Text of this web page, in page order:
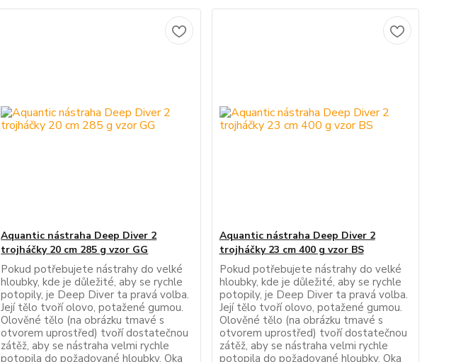
Aquantic nástraha Deep Diver 2
trojháčky 20 cm 285 g vzor GG
Pokud potřebujete nástrahy do velké
hloubky, kde je důležité, aby se rychle
potopily, je Deep Diver ta pravá volba.
Její tělo tvoří olovo, potažené gumou.
Olověné tělo (na obrázku tmavé s
otvorem uprostřed) tvoří dostatečnou
zátěž, aby se nástraha velmi rychle
potopila do požadované hloubky. Oka
Aquantic nástraha Deep Diver 2
trojháčky 23 cm 400 g vzor BS
Pokud potřebujete nástrahy do velké
hloubky, kde je důležité, aby se rychle
potopily, je Deep Diver ta pravá volba.
Její tělo tvoří olovo, potažené gumou.
Olověné tělo (na obrázku tmavé s
otvorem uprostřed) tvoří dostatečnou
zátěž, aby se nástraha velmi rychle
potopila do požadované hloubky. Oka